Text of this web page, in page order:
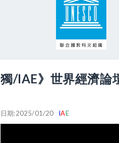
獨/IAE》世界經濟論
日期:2025/01/20 IAE